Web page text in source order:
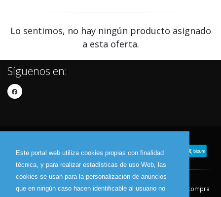
Este portal web utiliza cookies propias con finalidad
técnica, y para realizar estadísticas de uso Web, las
cookies se usan para la personalización de anuncios
que en ningún caso hacen identificable al usuario no
Lo sentimos, no hay ningún producto asignado
a esta oferta.
Síguenos en:
Contacto Aviso Legal
Condiciones de compra